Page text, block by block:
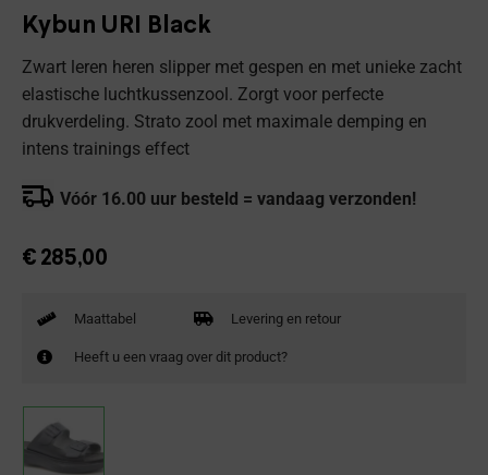
Kybun URI Black
Zwart leren heren slipper met gespen en met unieke zacht
elastische luchtkussenzool. Zorgt voor perfecte
drukverdeling. Strato zool met maximale demping en
intens trainings effect
Vóór 16.00 uur besteld = vandaag verzonden!
€ 285,00
Maattabel Levering en retour
Heeft u een vraag over dit product?